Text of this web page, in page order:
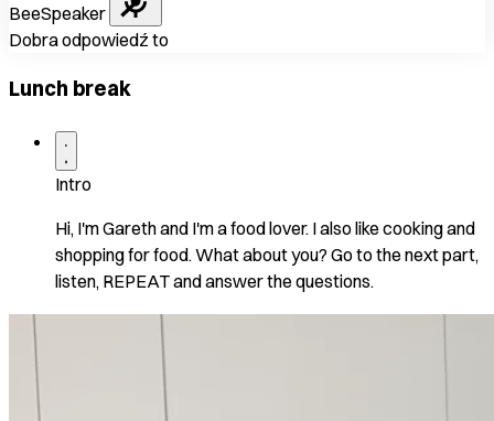
BeeSpeaker
Dobra odpowiedź to
Lunch break
Intro
Hi, I'm Gareth and I'm a food lover. I also like cooking and
shopping for food. What about you? Go to the next part,
listen, REPEAT and answer the questions.